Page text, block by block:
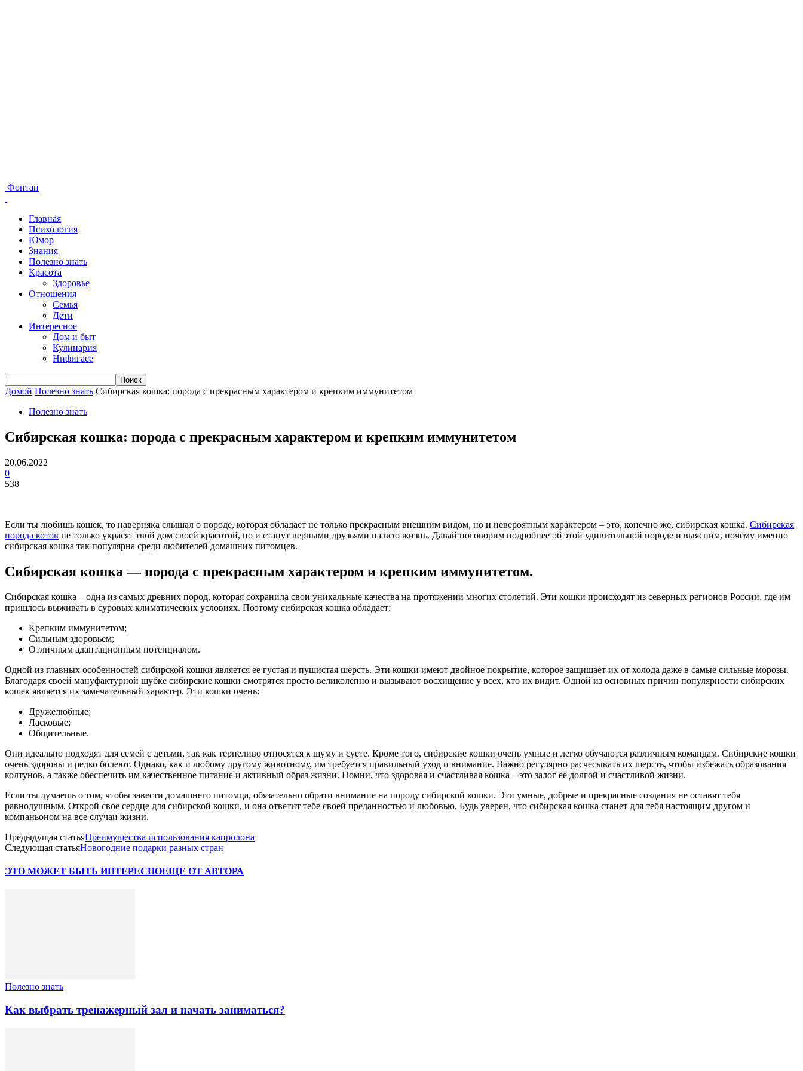
Фонтан
Главная
Психология
Юмор
Знания
Полезно знать
Красота
Здоровье
Отношения
Семья
Дети
Интересное
Дом и быт
Кулинария
Нифигасе
Домой Полезно знать Сибирская кошка: порода с прекрасным характером и крепким иммунитетом
Полезно знать
Сибирская кошка: порода с прекрасным характером и крепким иммунитетом
20.06.2022
0
538
Если ты любишь кошек, то наверняка слышал о породе, которая обладает не только прекрасным внешним видом, но и невероятным характером – это, конечно же, сибирская кошка. Сибирская
порода котов не только украсят твой дом своей красотой, но и станут верными друзьями на всю жизнь. Давай поговорим подробнее об этой удивительной породе и выясним, почему именно
сибирская кошка так популярна среди любителей домашних питомцев.
Сибирская кошка — порода с прекрасным характером и крепким иммунитетом.
Сибирская кошка – одна из самых древних пород, которая сохранила свои уникальные качества на протяжении многих столетий. Эти кошки происходят из северных регионов России, где им
пришлось выживать в суровых климатических условиях. Поэтому сибирская кошка обладает:
Крепким иммунитетом;
Сильным здоровьем;
Отличным адаптационным потенциалом.
Одной из главных особенностей сибирской кошки является ее густая и пушистая шерсть. Эти кошки имеют двойное покрытие, которое защищает их от холода даже в самые сильные морозы.
Благодаря своей мануфактурной шубке сибирские кошки смотрятся просто великолепно и вызывают восхищение у всех, кто их видит. Одной из основных причин популярности сибирских
кошек является их замечательный характер. Эти кошки очень:
Дружелюбные;
Ласковые;
Общительные.
Они идеально подходят для семей с детьми, так как терпеливо относятся к шуму и суете. Кроме того, сибирские кошки очень умные и легко обучаются различным командам. Сибирские кошки
очень здоровы и редко болеют. Однако, как и любому другому животному, им требуется правильный уход и внимание. Важно регулярно расчесывать их шерсть, чтобы избежать образования
колтунов, а также обеспечить им качественное питание и активный образ жизни. Помни, что здоровая и счастливая кошка – это залог ее долгой и счастливой жизни.
Если ты думаешь о том, чтобы завести домашнего питомца, обязательно обрати внимание на породу сибирской кошки. Эти умные, добрые и прекрасные создания не оставят тебя
равнодушным. Открой свое сердце для сибирской кошки, и она ответит тебе своей преданностью и любовью. Будь уверен, что сибирская кошка станет для тебя настоящим другом и
компаньоном на все случаи жизни.
Предыдущая статьяПреимущества использования капролона
Следующая статьяНовогодние подарки разных стран
ЭТО МОЖЕТ БЫТЬ ИНТЕРЕСНОЕЩЕ ОТ АВТОРА
Полезно знать
Как выбрать тренажерный зал и начать заниматься?